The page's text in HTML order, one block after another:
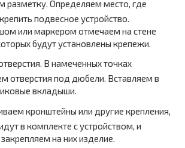
разметку. Определяем место, где
подвесное устройство.
или маркером отмечаем на стене
будут установлены крепежи.
В намеченных точках
отверстия под дюбели. Вставляем в
вкладыши.
кронштейны или другие крепления,
в комплекте с устройством, и
на них изделие.